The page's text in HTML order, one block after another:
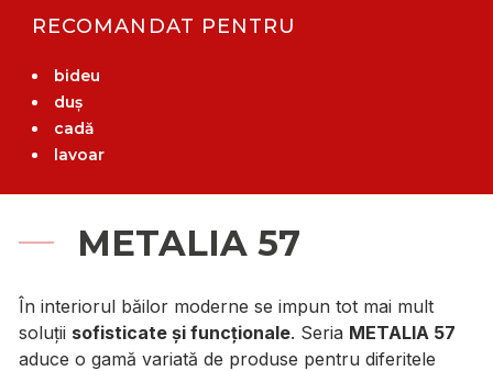
METALIA 57
În interiorul băilor moderne se impun tot mai mult
soluții sofisticate și funcționale. Seria METALIA 57
aduce o gamă variată de produse pentru diferitele
RECOMANDAT PENTRU
bideu
duș
cadă
lavoar